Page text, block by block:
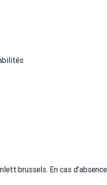
En cas